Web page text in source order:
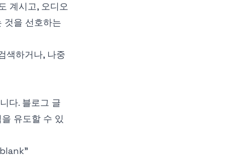
계시고, 오디오
것을 선호하는
색하거나, 나중
다. 블로그 글
유도할 수 있